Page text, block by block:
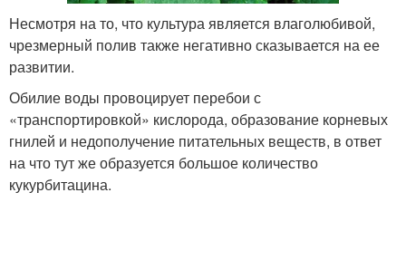
Несмотря на то, что культура является влаголюбивой,
чрезмерный полив также негативно сказывается на ее
развитии.
Обилие воды провоцирует перебои с
«транспортировкой» кислорода, образование корневых
гнилей и недополучение питательных веществ, в ответ
на что тут же образуется большое количество
кукурбитацина.